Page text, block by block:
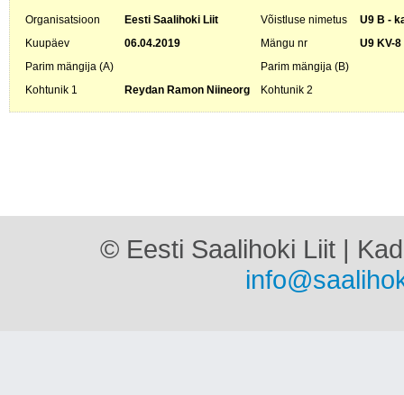
Organisatsioon Eesti Saalihoki Liit Võistluse nimetus
U9 B -
Kuupäev
06.04.2019 Mängu nr
U9 KV-8
Parim mängija (A)
Parim mängija (B)
Kohtunik 1
Reydan Ramon Niineorg Kohtunik 2
© Eesti Saalihoki Liit |